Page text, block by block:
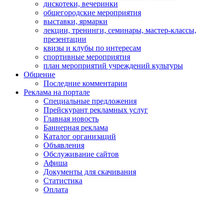
дискотеки, вечеринки
общегородские мероприятия
выставки, ярмарки
лекции, тренинги, семинары, мастер-классы,
презентации
квизы и клубы по интересам
спортивные мероприятия
план мероприятий учреждений культуры
Общение
Последние комментарии
Реклама на портале
Специальные предложения
Прейскурант рекламных услуг
Главная новость
Баннерная реклама
Каталог организаций
Объявления
Обслуживание сайтов
Афиша
Документы для скачивания
Статистика
Оплата